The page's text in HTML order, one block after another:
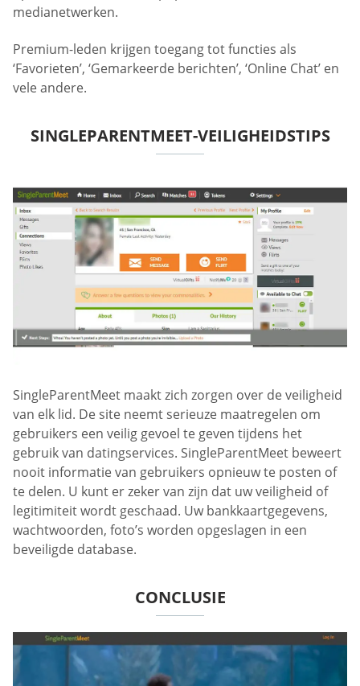
medianetwerken.
Premium-leden krijgen toegang tot functies als
‘Favorieten’, ‘Gemarkeerde berichten’, ‘Online Chat’ en
vele andere.
SINGLEPARENTMEET-VEILIGHEIDSTIPS
SingleParentMeet maakt zich zorgen over de veiligheid
van elk lid. De site neemt serieuze maatregelen om
gebruikers een veilig gevoel te geven tijdens het
gebruik van datingservices. SingleParentMeet beweert
nooit informatie van gebruikers opnieuw te posten of
te delen. U kunt er zeker van zijn dat uw veiligheid of
legitimiteit wordt geschaad. Uw bankkaartgegevens,
wachtwoorden, foto’s worden opgeslagen in een
beveiligde database.
CONCLUSIE